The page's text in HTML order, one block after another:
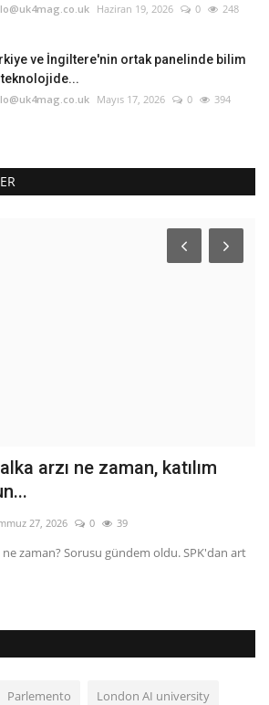
Haziran 19, 2026 0 248
ve İngiltere'nin ortak panelinde bilim
teknolojide...
Mayıs 17, 2026 0 394
arzı ne zaman, katılım
27, 2026 0 39
ne zaman? Sorusu gündem oldu. SPK'dan art
Parlemento London AI university